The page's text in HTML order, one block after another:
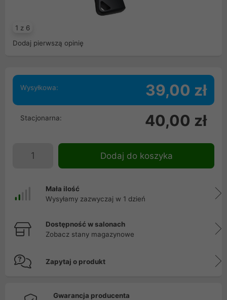
1 z 6
Dodaj pierwszą opinię
Wysyłkowa: 39,00 zł
Stacjonarna: 40,00 zł
Dodaj do koszyka
Mała ilość
Wysyłamy zazwyczaj w 1 dzień
Dostępność w salonach
Zobacz stany magazynowe
Zapytaj o produkt
Gwarancja producenta